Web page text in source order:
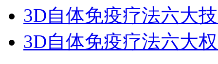
3D自体免疫疗法六大
3D自体免疫疗法六大